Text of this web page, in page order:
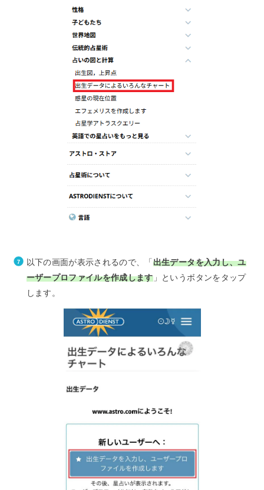
以下の画面が表示されるので、「出生データを入力し、ユ
ーザープロファイルを作成します」というボタンをタップ
します。